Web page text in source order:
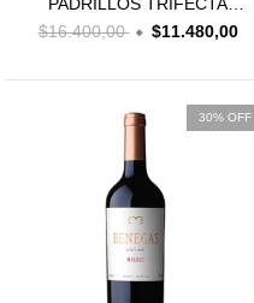
BLANCO
$16.400,00 $11.480,00
30% OFF